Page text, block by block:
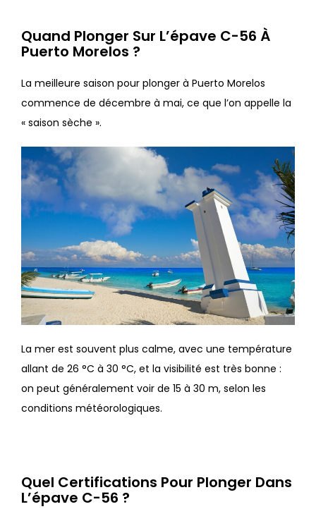
Quand Plonger Sur L’épave C-56 À
Puerto Morelos ?
La meilleure saison pour plonger à Puerto Morelos
commence de décembre à mai, ce que l’on appelle la
« saison sèche ».
La mer est souvent plus calme, avec une température
allant de 26 °C à 30 °C, et la visibilité est très bonne :
on peut généralement voir de 15 à 30 m, selon les
conditions météorologiques.
Quel Certifications Pour Plonger Dans
L’épave C-56 ?